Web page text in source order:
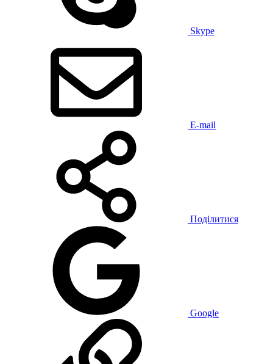
Skype
E-mail
Поділитися
Google